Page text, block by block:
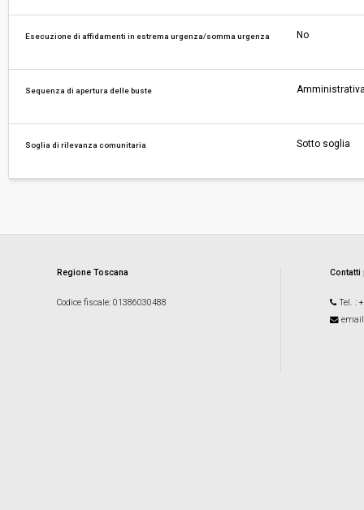
Esecuzione di affidamenti in estrema urgenza/somma urgenza No
Sequenza di apertura delle buste
Soglia di rilevanza comunitaria Sotto soglia
Regione Toscana
Codice fiscale: 01386030488 Tel. :
email